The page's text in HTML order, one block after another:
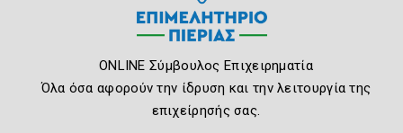
ONLINE Σύμβουλος Επιχειρηματία
Όλα όσα αφορούν την ίδρυση και την λειτουργία της
επιχείρησής σας.